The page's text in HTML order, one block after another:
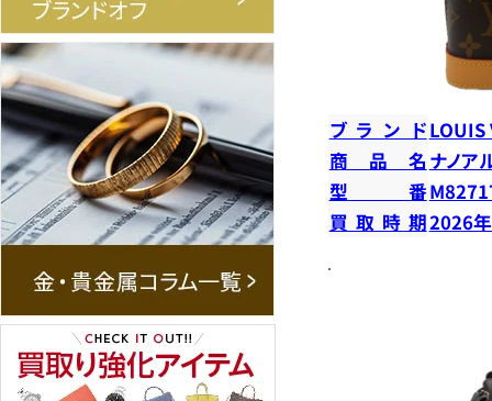
ブランドLOUIS
商品名 ナノア
型番
買取時期2026